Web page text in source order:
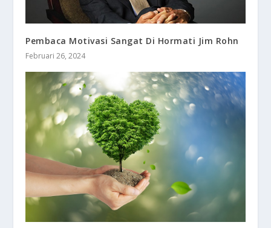
Pembaca Motivasi Sangat Di Hormati Jim Rohn
Februari 26, 2024